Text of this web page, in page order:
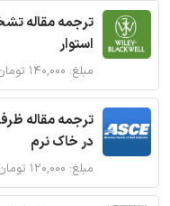
ترجمه مقاله
استوار
مبلغ: ۱۴۰,۰۰۰ تومان
ترجمه مقاله
در خاک نرم
مبلغ: ۱۲۰,۰۰۰ تومان